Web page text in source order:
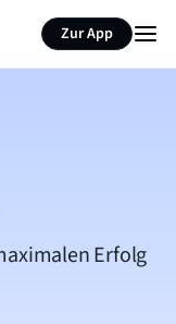
Zur App
Erfolg